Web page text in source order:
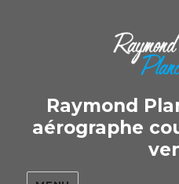
Raymond
aérographe